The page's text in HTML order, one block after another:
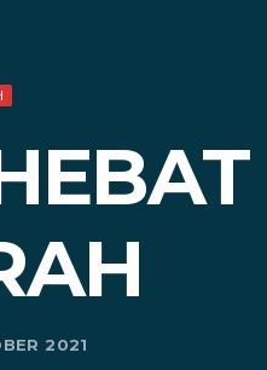
2021